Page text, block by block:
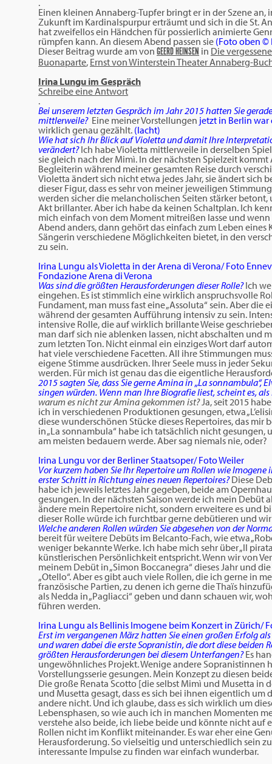
.
Einen kleinen Annaberg-Tupfer bringt er in der Szene an,
Zukunft im Kardinalspurpur erträumt und sich in die St.
hat zweifellos ein Händchen für possierlich animierte
rümpfen kann. An diesem Abend passen sie (Foto oben
Dieser Beitrag wurde amvon GEERD HEINSEN in Die
Buonaparte, Ernst von Winterstein Theater Annaberg-
Irina Lungu im Gespräch
Schreibe eine Antwort
.
Bei unserem letzten Gespräch im Jahr 2015 hatten Sie
mittlerweile? Eine meiner Vorstellungen jetzt in Berlin war
wirklich genau gezählt. (lacht)
Wie hat sich Ihr Blick auf Violetta und damit Ihre
verändert? Ich habe Violetta mittlerweile in derselben
sie gleich nach der Mimì. In der nächsten Spielzeit
Begleiterin während meiner gesamten Reise durch
Violetta ändert sich nicht etwa jedes Jahr, sie ändert
dieser Figur, dass es sehr von meiner jeweiligen
werden sicher die melancholischen Seiten stärker
Akt brillanter. Aber ich habe da keinen Schaltplan. Ich
mich einfach von dem Moment mitreißen lasse und
Abend anders, dann gehört das einfach zum Leben eines
Sängerin verschiedene Möglichkeiten bietet, in den
zu sein.
Irina Lungu als Violetta in der Arena di Verona/ Foto
Fondazione Arena di Verona
Was sind die größten Herausforderungen dieser Rolle? Ich
eingehen. Es ist stimmlich eine wirklich anspruchsvolle
Fundament, man muss fast eine „Assoluta“ sein. Aber
während der gesamten Aufführung intensiv zu sein.
intensive Rolle, die auf wirklich brillante Weise
man darf sich nie ablenken lassen, nicht abschalten und
zum letzten Ton. Nicht einmal ein einziges Wort darf
hat viele verschiedene Facetten. All ihre Stimmungen
eigene Stimme ausdrücken. Ihrer Seele muss in jeder
werden. Für mich ist genau das die eigentliche
2015 sagten Sie, dass Sie gerne Amina in „La sonnambula“,
singen würden. Wenn man Ihre Biografie liest, scheint es,
warum es nicht zur Amina gekommen ist?Ja, seit 2015
ich in verschiedenen Produktionen gesungen, etwa
diese wunderschönen Stücke dieses Repertoires, das
in „La sonnambula“ habe ich tatsächlich nicht
am meisten bedauern werde. Aber sag niemals nie, oder?
Irina Lungu vor der Berliner Staatsoper/ Foto Weiler
Vor kurzem haben Sie Ihr Repertoire um Rollen wie
erster Schritt in Richtung eines neuen Repertoires? Diese
habe ich jeweils letztes Jahr gegeben, beide am
gesungen. In der nächsten Saison werde ich mein Debüt
ändere mein Repertoire nicht, sondern erweitere es und
dieser Rolle würde ich furchtbar gerne debütieren und
Welche anderen Rollen würden Sie abgesehen von der
bereit für weitere Debüts im Belcanto-Fach, wie etwa
weniger bekannte Werke. Ich habe mich sehr über „Il
künstlerischen Persönlichkeit entspricht. Wenn wir von
meinem Debüt in „Simon Boccanegra“ dieses Jahr und
„Otello“. Aber es gibt auch viele Rollen, die ich gerne in
französische Partien, zu denen ich gerne die Thaïs
als Nedda in „Pagliacci“ geben und dann schauen wir,
führen werden.
Irina Lungu als Bellinis Imogene beim Konzert in Zürich/
Erst im vergangenen März hatten Sie einen großen Erfolg
und waren dabei die erste Sopranistin, die dort diese beiden
größten Herausforderungen bei diesem Unterfangen?Es
ungewöhnliches Projekt. Wenige andere Sopranistinnen
Vorstellungsserie gesungen. Mein Konzept zu diesen
Die große Renata Scotto [die selbst Mimì und Musetta in
und Musetta gesagt, dass es sich bei ihnen eigentlich
andere nicht. Und ich glaube, dass es sich wirklich um
Lebensphasen, so wie auch ich in manchen Momenten
verstehe also beide, ich liebe beide und könnte nicht auf
Rollen nicht im Konflikt miteinander. Es war eher eine
Herausforderung. So vielseitig und unterschiedlich sein
interessante Impulse zu finden war einfach wunderbar.